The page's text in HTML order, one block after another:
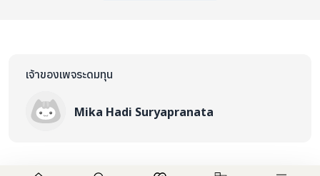
เจ้าของเพจระดมทุน
Mika Hadi Suryapranata